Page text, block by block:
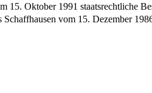
15. Oktober 1991 staatsrechtliche
Schaffhausen vom 15. Dezember